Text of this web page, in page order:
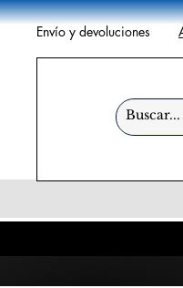
Envío y devoluciones